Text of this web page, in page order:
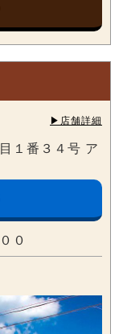
▶︎店舗詳細
１番３４号 ア
０